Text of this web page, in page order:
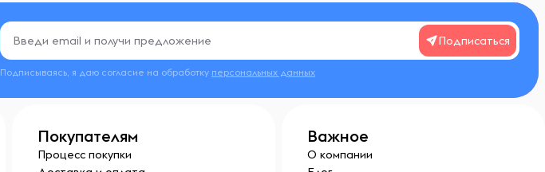
Подписаться
Подписываясь, я даю согласие на обработку персональных данных
Покупателям
Процесс покупки
Важное
О компании